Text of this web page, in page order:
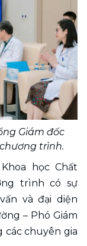
Giám đốc
trình.
học Chất
trình có sự
và đại diện
– Phó Giám
các chuyên gia